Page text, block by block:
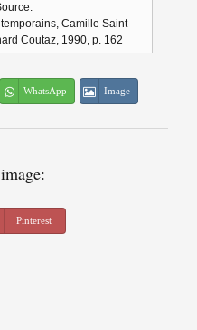
Camille Saint-
Coutaz, 1990, p. 162
WhatsApp Image
Pinterest